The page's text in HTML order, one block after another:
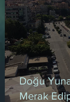
Doğu
Merak Edip